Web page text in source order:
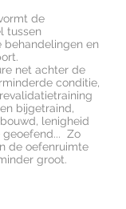
de
tussen
behandelingen en
net achter de
conditie,
bijgetraind,
lenigheid
geoefend... Zo
de oefenruimte
groot.